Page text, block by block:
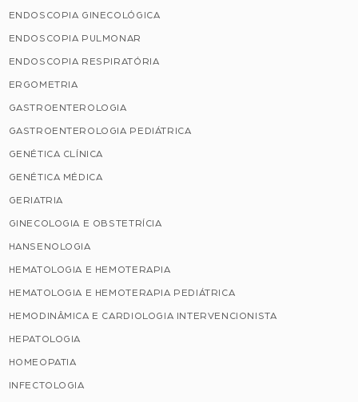
ENDOSCOPIA GINECOLÓGICA
ENDOSCOPIA PULMONAR
ENDOSCOPIA RESPIRATÓRIA
ERGOMETRIA
GASTROENTEROLOGIA
GASTROENTEROLOGIA PEDIÁTRICA
GENÉTICA CLÍNICA
GENÉTICA MÉDICA
GERIATRIA
GINECOLOGIA E OBSTETRÍCIA
HANSENOLOGIA
HEMATOLOGIA E HEMOTERAPIA
HEMATOLOGIA E HEMOTERAPIA PEDIÁTRICA
HEMODINÂMICA E CARDIOLOGIA INTERVENCIONISTA
HEPATOLOGIA
HOMEOPATIA
INFECTOLOGIA